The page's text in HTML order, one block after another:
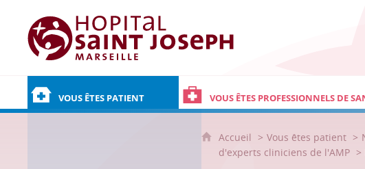
Hôpital Saint Joseph - Marseille
VOUS ÊTES PATIENT VOUS ÊTES PROFESSIONNELS DE
Accueil Vous êtes patient
d'experts cliniciens de l'AMP